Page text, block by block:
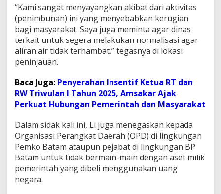
h
n
d
r
a
i
A
t
s
i
S
e
“Kami sangat menyayangkan akibat dari aktivitas
(penimbunan) ini yang menyebabkan kerugian
bagi masyarakat. Saya juga meminta agar dinas
terkait untuk segera melakukan normalisasi agar
aliran air tidak terhambat,” tegasnya di lokasi
peninjauan.
Baca Juga: Penyerahan Insentif Ketua RT dan
RW Triwulan I Tahun 2025, Amsakar Ajak
Perkuat Hubungan Pemerintah dan Masyarakat
Dalam sidak kali ini, Li juga menegaskan kepada
Organisasi Perangkat Daerah (OPD) di lingkungan
Pemko Batam ataupun pejabat di lingkungan BP
Batam untuk tidak bermain-main dengan aset milik
pemerintah yang dibeli menggunakan uang
negara.